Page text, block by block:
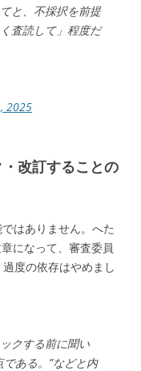
と、不採択を前提
査読して」程度だ
2025
改訂することの
はありません。へた
になって、審査委員
度の依存はやめまし
クする前に聞い
ある。”などと内